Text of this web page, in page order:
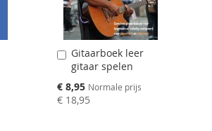
Gitaarboek leer
gitaar spelen
Speciale
prijs
€ 8,95 Normale prijs
€ 18,95
Aan
winkelwagen
toevoegen